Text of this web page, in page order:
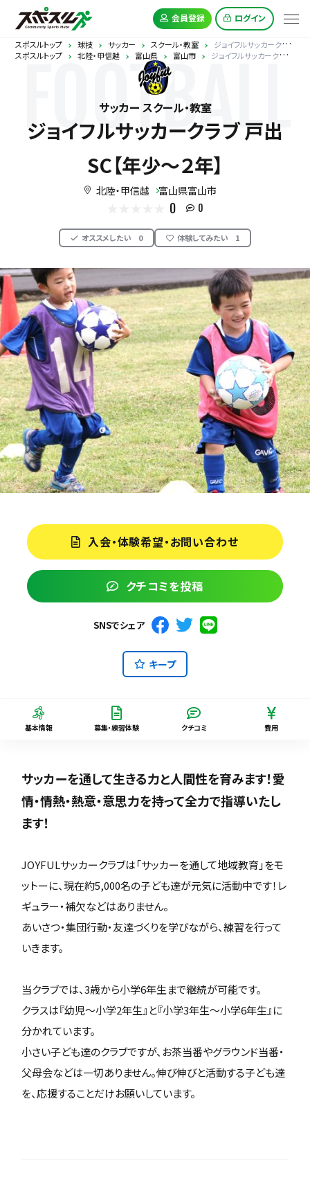
会員登録 ログイン
スポスルトップ 球技 サッカー スクール・教室
ジョイフルサッカークラブ 戸出SC【年少～２年】
スポスルトップ
北陸・甲信越 富山県 富山市 ジョイフルサッカークラブ 戸出SC【年少～２年】
FOOTBALL
サッカー スクール・教室
ジョイフルサッカークラブ 戸出
SC【年少～２年】
北陸・甲信越 富山県富山市
0 0
オススメしたい 0 体験してみたい 1
入会・体験希望・お問い合わせ
クチコミを投稿
SNSでシェア
キープ
基本情報 募集・練習体験 クチコミ 費用
サッカーを通して生きる力と人間性を育みます！愛
情・情熱・熱意・意思力を持って全力で指導いたし
ます！
JOYFULサッカークラブは「サッカーを通して地域教育」をモ
ットーに、現在約5,000名の子ども達が元気に活動中です！レ
ギュラー・補欠などはありません。
あいさつ・集団行動・友達づくりを学びながら、練習を行って
いきます。
当クラブでは、3歳から小学6年生まで継続が可能です。
クラスは『幼児～小学2年生』と『小学3年生～小学6年生』に
分かれています。
小さい子ども達のクラブですが、お茶当番やグラウンド当番・
父母会などは一切ありません。伸び伸びと活動する子ども達
を、応援することだけお願いしています。